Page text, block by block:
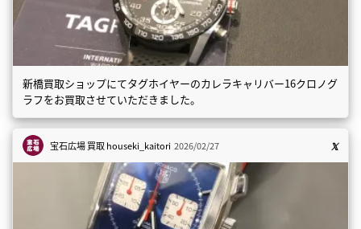
新橋買取ショップにてタグホイヤーのカレラキャリバー16クロノグ
ラフをお買取させていただきました。
宝石広場 買取houseki_kaitori 2026/02/27